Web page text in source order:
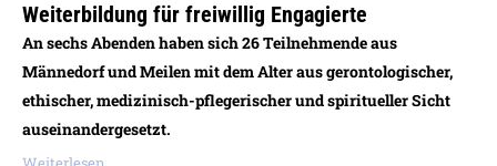
Weiterbildung für freiwillig Engagierte
An sechs Abenden haben sich 26 Teilnehmende aus
Männedorf und Meilen mit dem Alter aus gerontologischer,
ethischer, medizinisch-pflegerischer und spiritueller Sicht
auseinandergesetzt.